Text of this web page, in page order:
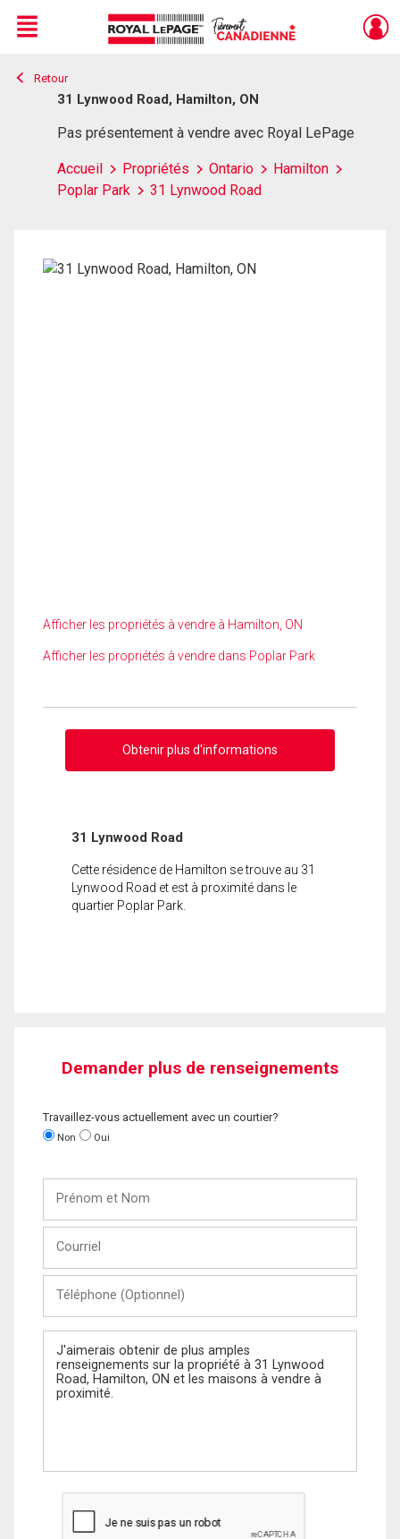
Live
En Direct
Menu
Retour
31 Lynwood Road, Hamilton, ON
Pas présentement à vendre avec Royal LePage
Accueil Propriétés Ontario
Hamilton
Poplar Park
31 Lynwood Road
Afficher les propriétés à vendre à Hamilton, ON
Afficher les propriétés à vendre dans Poplar Park
Obtenir plus d'informations
31 Lynwood Road
Cette résidence de Hamilton se trouve au 31
Lynwood Road et est à proximité dans le
quartier Poplar Park.
Demander plus de renseignements
Travaillez-vous actuellement avec un courtier?
Non Oui
Nom
(Optionnel)
Message